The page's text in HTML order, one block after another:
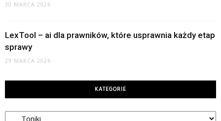
30 MARCA 2026
LexTool – ai dla prawników, które usprawnia każdy etap
sprawy
29 MARCA 2026
KATEGORIE
Kategorie